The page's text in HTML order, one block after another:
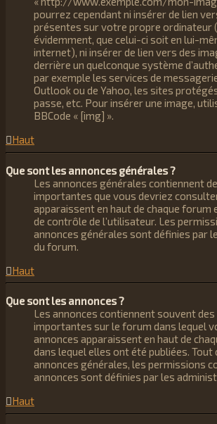
pourrez cependant ni insérer de lien
présentes sur votre propre ordinateur
évidemment, que celui-ci soit en lui-
internet), ni insérer de lien vers des
derrière un quelconque système
par exemple les services de
Outlook ou de Yahoo, les sites
passe, etc. Pour insérer une image,
BBCode « [img] ».
Haut
Que sont les annonces générales ?
Les annonces générales contiennent
importantes que vous devriez
apparaissent en haut de chaque forum
de contrôle de l’utilisateur. Les
annonces générales sont définies par
du forum.
Haut
Que sont les annonces ?
Les annonces contiennent souvent
importantes sur le forum dans lequel
annonces apparaissent en haut de
dans lequel elles ont été publiées. Tout
annonces générales, les permissions
annonces sont définies par les
Haut